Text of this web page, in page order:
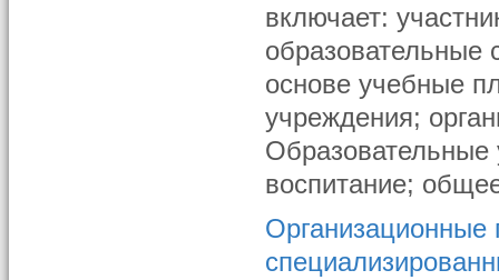
включает:
образовательные
основе учебные
учреждения;
воспитание;
Организационные